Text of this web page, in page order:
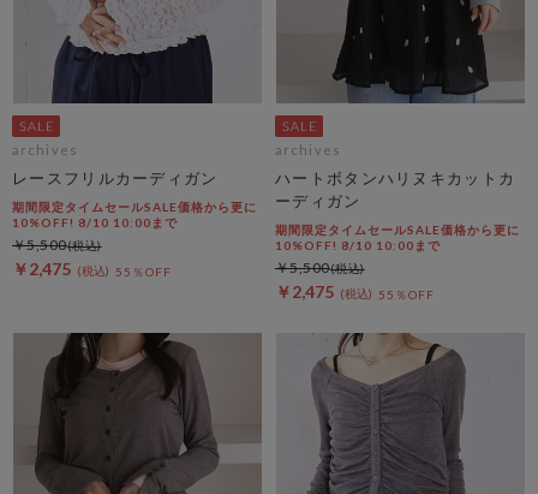
archives
レースフリルカーディガン
期間限定タイムセールSALE価格から更に
10%OFF! 8/10 10:00まで
￥2,475 55％OFF
￥5,500
archives
ハートボタンハリヌキカットカ
ーディガン
期間限定タイムセールSALE価格から更に
10%OFF! 8/10 10:00まで
￥2,475 55％OFF
￥5,500